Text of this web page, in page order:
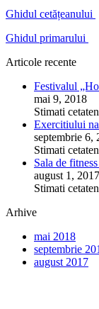
Ghidul cetățeanului
Ghidul primarului
Articole recente
Festivalul
mai 9, 2018
Stimati
Exercitiului
septembrie 6,
Stimati
Sala de
august 1, 2017
Stimati
Arhive
mai 2018
septembrie
august 2017